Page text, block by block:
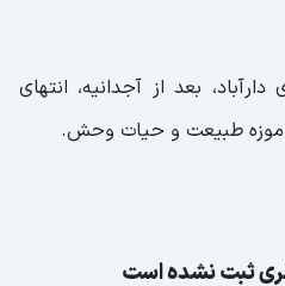
دارآباد، بعد از آجدانیه، انتهای
موزه طبیعت و حیات وحش.
ثبت نشده است